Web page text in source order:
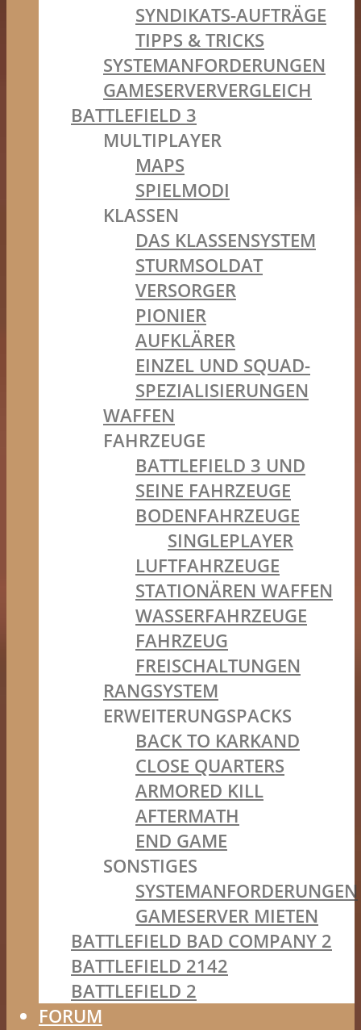
SYNDIKATS-AUFTRÄGE
TIPPS & TRICKS
SYSTEMANFORDERUNGEN
GAMESERVERVERGLEICH
BATTLEFIELD 3
MULTIPLAYER
MAPS
SPIELMODI
KLASSEN
DAS KLASSENSYSTEM
STURMSOLDAT
VERSORGER
PIONIER
AUFKLÄRER
EINZEL UND SQUAD-
SPEZIALISIERUNGEN
WAFFEN
FAHRZEUGE
BATTLEFIELD 3 UND
SEINE FAHRZEUGE
BODENFAHRZEUGE
SINGLEPLAYER
LUFTFAHRZEUGE
STATIONÄREN WAFFEN
WASSERFAHRZEUGE
FAHRZEUG
FREISCHALTUNGEN
RANGSYSTEM
ERWEITERUNGSPACKS
BACK TO KARKAND
CLOSE QUARTERS
ARMORED KILL
AFTERMATH
END GAME
SONSTIGES
SYSTEMANFORDERUNGEN
GAMESERVER MIETEN
BATTLEFIELD BAD COMPANY 2
BATTLEFIELD 2142
BATTLEFIELD 2
FORUM